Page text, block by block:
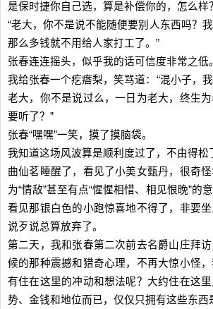
是保时捷你自己选，算是补偿你的，怎么样
“老大，你不是说不能随便要别人东西吗？
那么多钱就不用给人家打工了。”
张春连连摇头，似乎我的话可信度非常之低。
我给张春一个疙瘩梨，笑骂道：“混小子，
老大，你不是说过么，一日为老大，终生
要听了？”
张春“嘿嘿”一笑，摸了摸脑袋。
我知道这场风波算是顺利度过了，不由得松
曲仙茗睡醒了，看见了小美女甄丹，很奇
为“情敌”甚至有点“惺惺相惜、相见恨晚”的
看见那银白色的小跑惊喜地不得了，非要
说歹说总算放弃了。
第二天，我和张春第二次前去名爵山庄拜
候的那种震撼和猎奇心理，不再大惊小怪
有住在这里的冲动和想法呢？大约住在这
势、金钱和地位而已，仅仅只拥有这些东西